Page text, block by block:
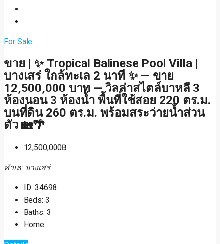
For Sale
ขาย | ✨ Tropical Balinese Pool Villa |
บางเสร่ ใกล้ทะเล 2 นาที ✨ — ขาย
12,500,000 บาท — วิลล่าสไตล์บาหลี 3
ห้องนอน 3 ห้องน้ำ พื้นที่ใช้สอย 220 ตร.ม.
บนที่ดิน 260 ตร.ม. พร้อมสระว่ายน้ำส่วน
ตัว 🏡🌴
12,500,000฿
ทำเล: บางเสร่
ID: 34698
Beds: 3
Baths: 3
Home